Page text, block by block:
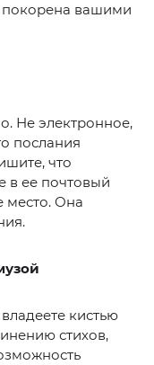
вашими
Не электронное,
послания
что
в ее почтовый
место. Она
кистью
стихов,